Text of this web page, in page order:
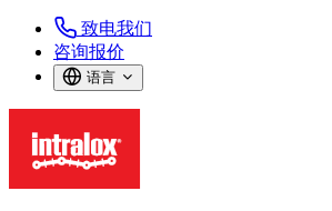
致电我们
咨询报价
语言